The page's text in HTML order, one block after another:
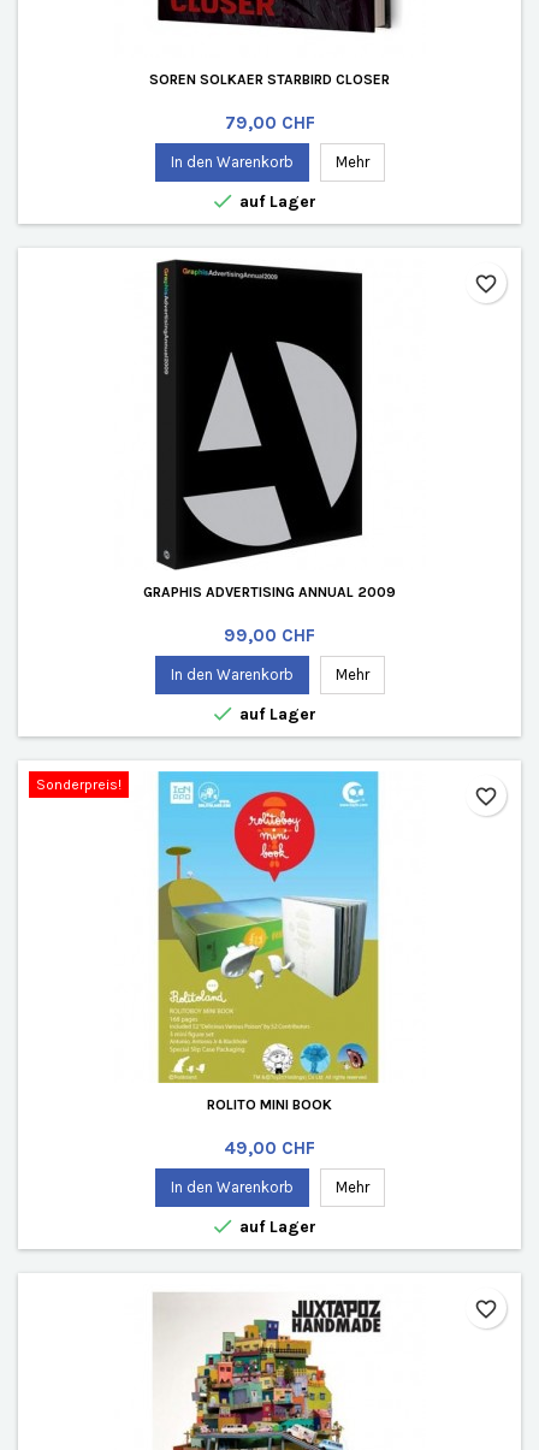
SOREN SOLKAER STARBIRD CLOSER
Preis
79,00 CHF
In den Warenkorb Mehr
 auf Lager
GRAPHIS ADVERTISING ANNUAL 2009
Preis
99,00 CHF
In den Warenkorb Mehr
 auf Lager
favorite_border
Sonderpreis!
ROLITO MINI BOOK
Preis
49,00 CHF
In den Warenkorb Mehr
 auf Lager
favorite_border
favorite_border